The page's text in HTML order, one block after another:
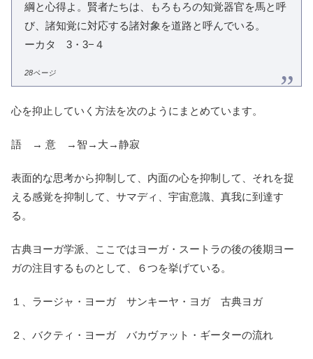
綱と心得よ。賢者たちは、もろもろの知覚器官を馬と呼
び、諸知覚に対応する諸対象を道路と呼んでいる。
ーカタ 3・3−４
28ページ
心を抑止していく方法を次のようにまとめています。
語 → 意 →智→大→静寂
表面的な思考から抑制して、内面の心を抑制して、それを捉
える感覚を抑制して、サマディ、宇宙意識、真我に到達す
る。
古典ヨーガ学派、ここではヨーガ・スートラの後の後期ヨー
ガの注目するものとして、６つを挙げている。
１、ラージャ・ヨーガ サンキーヤ・ヨガ 古典ヨガ
２、バクティ・ヨーガ バカヴァット・ギーターの流れ